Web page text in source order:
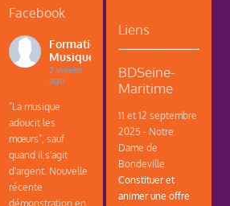
Facebook
Formations
Musique
2 weeks
ago
"La musique
adoucit les
mœurs", sauf
quand il s'agit
d'argent. Nouvelle
récente
démonstration en
Liens
BDSeine-
Maritime
11 et 12 septembre
2025 - Notre
Dame de
Bondeville
Constituer et
animer une offre